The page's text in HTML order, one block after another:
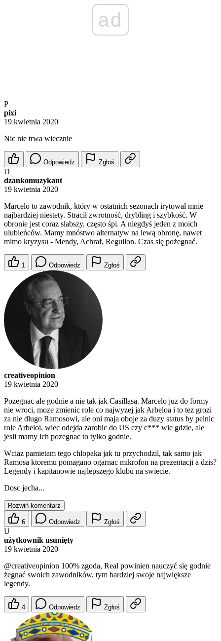
ad
P
pixi
19 kwietnia 2020
Nic nie trwa wiecznie
Odpowiedz Zgłoś
D
dzankomuzykant
19 kwietnia 2020
Marcelo to zawodnik, który w ostatnich sezonach irytował mnie
najbardziej niestety. Stracił zwrotność, drybling i szybkość. W
obronie jest coraz słabszy, często śpi. A niegdyś jeden z moich
ulubieńców. Mamy mnóstwo alternatyw na lewą obronę, nawet
mimo kryzysu - Mendy, Achraf, Reguilon. Czas się pożegnać.
1 Odpowiedz Zgłoś
creativeopinion
19 kwietnia 2020
Pozegnac ale godnie a nie tak jak Casillasa. Marcelo juz do formy
nie wroci, moze zmienic role co najwyzej jak Arbeloa i to tez grozi
za nie dlugo Ramosowi, ale oni maja oboje za duzy status by pelnic
role Arbeloi, wiec odejda zarobic do US czy c*** wie gdzie, ale
jesli mamy ich pozegnac to tylko godnie.
Wciaz pamietam tego chlopaka jak tu przychodzil, tak samo jak
Ramosa ktoremu pomagano ogarnac mikrofon na prezentacji a dzis?
Legendy i kapitanowie najlepszego klubu na swiecie.
Dosc jecha...
Rozwiń komentarz
6 Odpowiedz Zgłoś
U
użytkownik usunięty
19 kwietnia 2020
@creativeopinion 100% zgoda, Real powinien nauczyć się godnie
żegnać swoich zawodników, tym bardziej swoje największe
legendy.
4 Odpowiedz Zgłoś